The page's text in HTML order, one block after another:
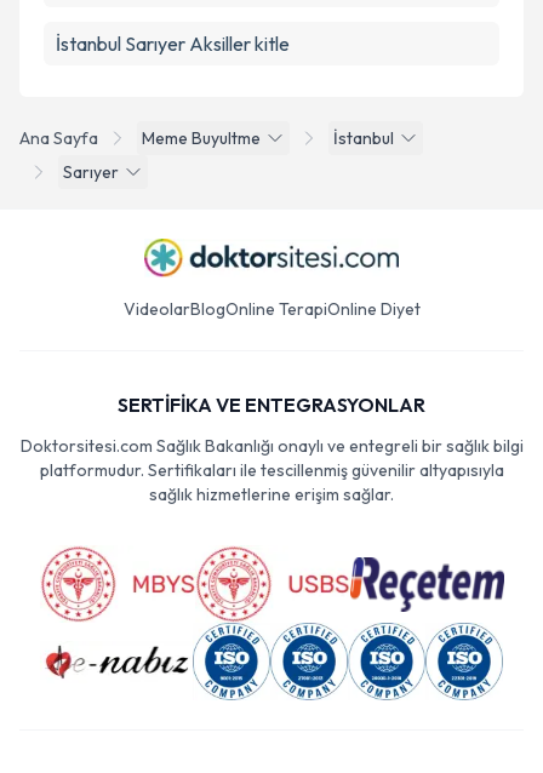
Ana Sayfa Meme Buyultme
İstanbul
Sarıyer
İstanbul Sarıyer Aksiller kitle
VideolarBlogOnline TerapiOnline Diyet
SERTİFİKA VE ENTEGRASYONLAR
Doktorsitesi.com Sağlık Bakanlığı onaylı ve entegreli bir sağlık bilgi
platformudur. Sertifikaları ile tescillenmiş güvenilir altyapısıyla
sağlık hizmetlerine erişim sağlar.